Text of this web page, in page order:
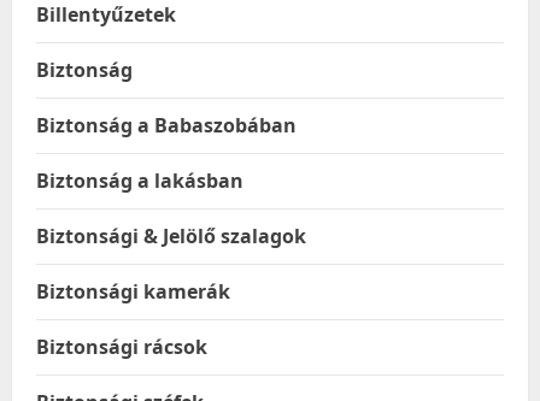
Billentyűzetek
Biztonság
Biztonság a Babaszobában
Biztonság a lakásban
Biztonsági & Jelölő szalagok
Biztonsági kamerák
Biztonsági rácsok